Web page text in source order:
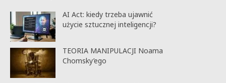
AI Act: kiedy trzeba ujawnić
użycie sztucznej inteligencji?
TEORIA MANIPULACJI Noama
Chomsky’ego